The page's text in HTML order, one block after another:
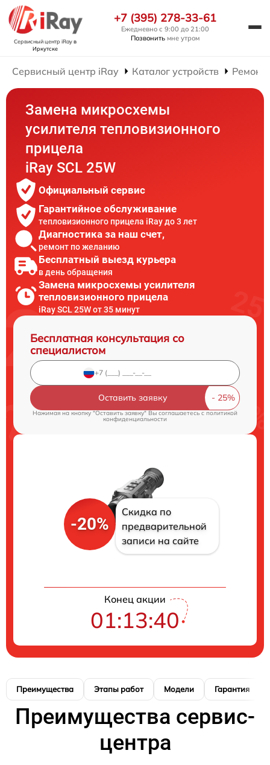
Сервисный центр iRayв
Иркутске
+7 (395) 278-33-61
Ежедневно с 9:00 до 21:00
Позвонить мне утром
Сервисный центр iRay Каталог устройств Ремонт
Замена микросхемы
усилителя тепловизионного
прицела
iRay SCL 25W
Официальный сервис
Гарантийное обслуживание
тепловизионного прицела iRay до 3 лет
Диагностика за наш счет,
ремонт по желанию
Бесплатный выезд курьера
в день обращения
Замена микросхемы усилителя
тепловизионного прицела
iRay SCL 25W от 35 минут
Бесплатная консультация со
специалистом
Оставить заявку
Нажимая на кнопку "Оставить заявку" Вы соглашаетесь cполитикой
конфиденциальности
-20%
Скидка по
предварительной
записи на сайте
Конец акции
01:13:39
Преимущества Этапы работ Модели Гарантия
Преимущества сервис-
центра